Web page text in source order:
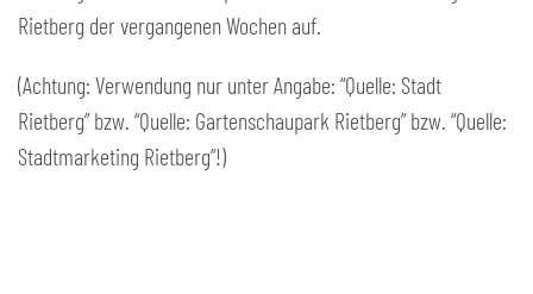
Rietberg der vergangenen Wochen auf.
(Achtung: Verwendung nur unter Angabe: “Quelle: Stadt
Rietberg” bzw. “Quelle: Gartenschaupark Rietberg” bzw. “Quelle:
Stadtmarketing Rietberg”!)